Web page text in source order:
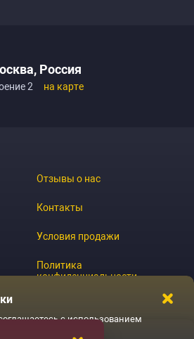
Россия
2 на карте
Отзывы о нас
Контакты
Условия продажи
Политика
конфиденциальности
с использованием